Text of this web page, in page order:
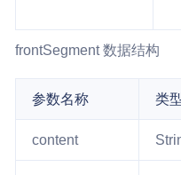
frontSegment 数据结构
参数名称 类
content